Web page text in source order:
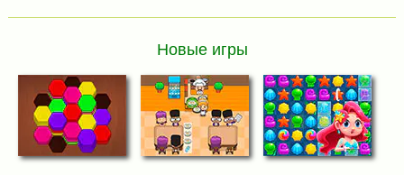
Новые игры